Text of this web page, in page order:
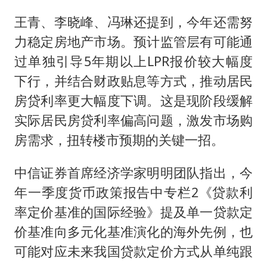
王青、李晓峰、冯琳还提到，今年还需努
力稳定房地产市场。预计监管层有可能通
过单独引导5年期以上LPR报价较大幅度
下行，并结合财政贴息等方式，推动居民
房贷利率更大幅度下调。这是现阶段缓解
实际居民房贷利率偏高问题，激发市场购
房需求，扭转楼市预期的关键一招。
中信证券首席经济学家明明团队指出，今
年一季度货币政策报告中专栏2《贷款利
率定价基准的国际经验》提及单一贷款定
价基准向多元化基准演化的海外先例，也
可能对应未来我国贷款定价方式从单纯跟